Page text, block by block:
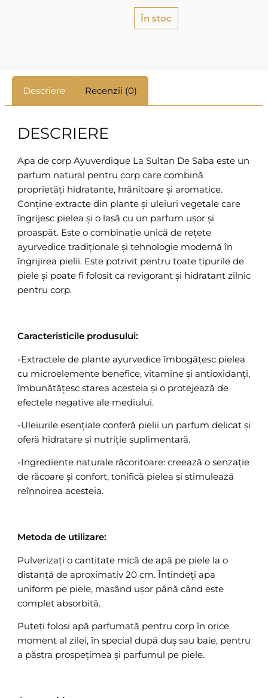
În stoc
Descriere Recenzii (0)
DESCRIERE
Apa de corp Ayuverdique La Sultan De Saba este un
parfum natural pentru corp care combină
proprietăți hidratante, hrănitoare și aromatice.
Conține extracte din plante și uleiuri vegetale care
îngrijesc pielea și o lasă cu un parfum ușor și
proaspăt. Este o combinație unică de rețete
ayurvedice tradiționale și tehnologie modernă în
îngrijirea pielii. Este potrivit pentru toate tipurile de
piele și poate fi folosit ca revigorant și hidratant zilnic
pentru corp.
Caracteristicile produsului:
-Extractele de plante ayurvedice îmbogățesc pielea
cu microelemente benefice, vitamine și antioxidanți,
îmbunătățesc starea acesteia și o protejează de
efectele negative ale mediului.
-Uleiurile esențiale conferă pielii un parfum delicat și
oferă hidratare și nutriție suplimentară.
-Ingrediente naturale răcoritoare: creează o senzație
de răcoare și confort, tonifică pielea și stimulează
reînnoirea acesteia.
Metoda de utilizare:
Pulverizați o cantitate mică de apă pe piele la o
distanță de aproximativ 20 cm. Întindeți apa
uniform pe piele, masând ușor până când este
complet absorbită.
Puteți folosi apă parfumată pentru corp în orice
moment al zilei, în special după duș sau baie, pentru
a păstra prospețimea și parfumul pe piele.